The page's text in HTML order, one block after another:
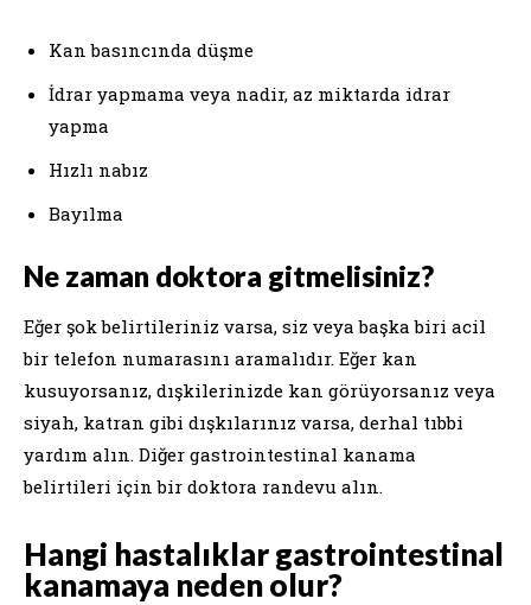
Kan basıncında düşme
İdrar yapmama veya nadir, az miktarda idrar
yapma
Hızlı nabız
Bayılma
Ne zaman doktora gitmelisiniz?
Eğer şok belirtileriniz varsa, siz veya başka biri acil
bir telefon numarasını aramalıdır. Eğer kan
kusuyorsanız, dışkilerinizde kan görüyorsanız veya
siyah, katran gibi dışkılarınız varsa, derhal tıbbi
yardım alın. Diğer gastrointestinal kanama
belirtileri için bir doktora randevu alın.
Hangi hastalıklar gastrointestinal
kanamaya neden olur?